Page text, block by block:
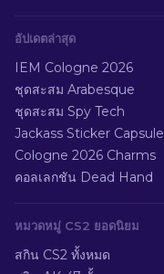
อัปเดตล่าสุด
IEM Cologne 2026
ชุดสะสม Arabesque
ชุดสะสม Spy Tech
Jackass Sticker Capsule
Cologne 2026 Charms
คอลเลกชัน Dead Hand
หมวดหมู่ CS2 ยอดนิยม
สกิน CS2 ทั้งหมด